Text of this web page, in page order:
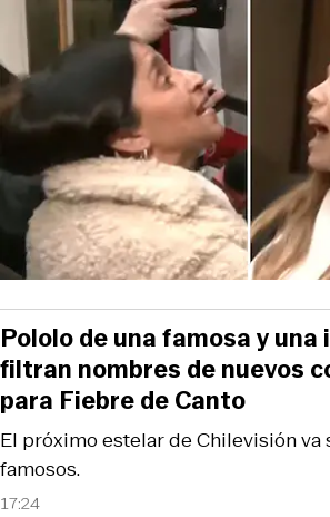
17:24
El próximo estelar de Chilevisión
famosos.
Pololo de una famosa y una
filtran nombres de nuevos
para Fiebre de Canto